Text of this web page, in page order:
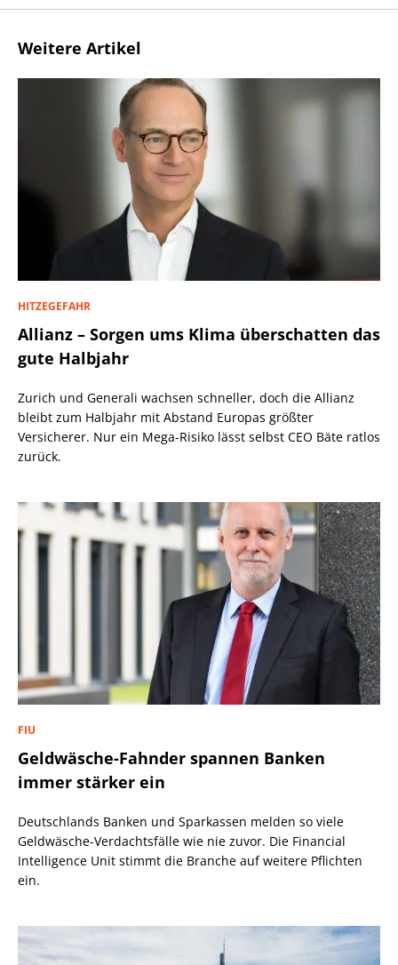
Weitere Artikel
HITZEGEFAHR
Allianz – Sorgen ums Klima überschatten das
gute Halbjahr
Zurich und Generali wachsen schneller, doch die Allianz
bleibt zum Halbjahr mit Abstand Europas größter
Versicherer. Nur ein Mega-Risiko lässt selbst CEO Bäte ratlos
zurück.
FIU
Geldwäsche-Fahnder spannen Banken
immer stärker ein
Deutschlands Banken und Sparkassen melden so viele
Geldwäsche-Verdachtsfälle wie nie zuvor. Die Financial
Intelligence Unit stimmt die Branche auf weitere Pflichten
ein.